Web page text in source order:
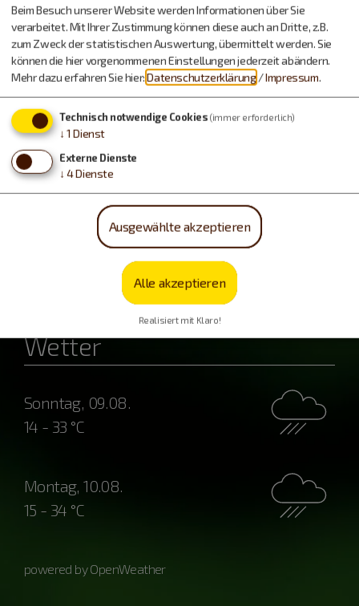
Dinos & Fossilien
Wetter
Sonntag, 09.08.
14 - 33 °C
Montag, 10.08.
15 - 34 °C
powered by OpenWeather
Beim Besuch unserer Website werden Informationen über Sie
verarbeitet. Mit Ihrer Zustimmung können diese auch an Dritte, z.B.
zum Zweck der statistischen Auswertung, übermittelt werden. Sie
können die hier vorgenommenen Einstellungen jederzeit abändern.
Mehr dazu erfahren Sie hier:Datenschutzerklärung /Impressum.
Technisch notwendige Cookies (immer erforderlich)
↓ 1 Dienst
Externe Dienste
↓ 4Dienste
Ausgewählte akzeptieren
Alle akzeptieren
Realisiert mit Klaro!